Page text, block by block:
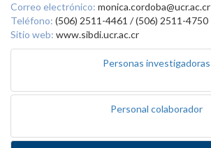
Correo electrónico: monica.cordoba@ucr.ac.cr
Teléfono: (506) 2511-4461 / (506) 2511-4750
Sitio web: www.sibdi.ucr.ac.cr
Personas investigadoras
Personal colaborador